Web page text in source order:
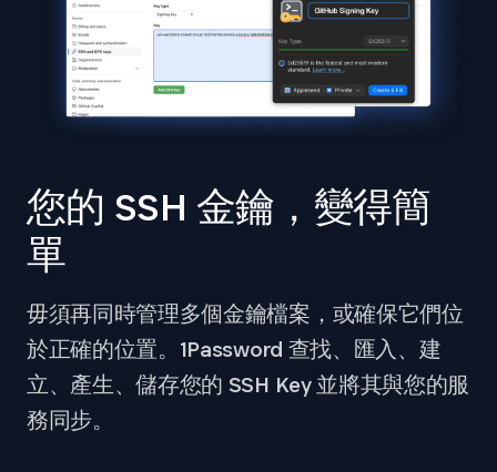
您的 SSH 金鑰，變得簡
單
毋須再同時管理多個金鑰檔案，或確保它們位
於正確的位置。1Password 查找、匯入、建
立、產生、儲存您的 SSH Key 並將其與您的服
務同步。